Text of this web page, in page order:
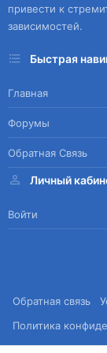
привести к
зависимостей.
Быстрая
Главная
Форумы
Обратная Связь
Личный
Войти
Обратная связь
Политика